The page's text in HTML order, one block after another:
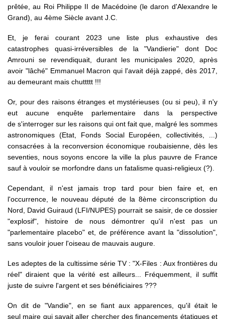
prêtée, au Roi Philippe II de Macédoine (le daron d'Alexandre le
Grand), au 4ème Siècle avant J.C.
Et, je ferai courant 2023 une liste plus exhaustive des
catastrophes quasi-irréversibles de la "Vandierie" dont Doc
Amrouni se revendiquait, durant les municipales 2020, après
avoir "lâché" Emmanuel Macron qui l'avait déjà zappé, dès 2017,
au demeurant mais chuttttt !!!
Or, pour des raisons étranges et mystérieuses (ou si peu), il n'y
eut aucune enquête parlementaire dans la perspective
de s'interroger sur les raisons qui ont fait que, malgré les sommes
astronomiques (Etat, Fonds Social Européen, collectivités, ...)
consacrées à la reconversion économique roubaisienne, dès les
seventies, nous soyons encore la ville la plus pauvre de France
sauf à vouloir se morfondre dans un fatalisme quasi-religieux (?).
Cependant, il n'est jamais trop tard pour bien faire et, en
l'occurrence, le nouveau député de la 8ème circonscription du
Nord, David Guiraud (LFI/NUPES) pourrait se saisir, de ce dossier
"explosif", histoire de nous démontrer qu'il n'est pas un
"parlementaire placebo" et, de préférence avant la "dissolution",
sans vouloir jouer l'oiseau de mauvais augure.
Les adeptes de la cultissime série TV : "X-Files : Aux frontières du
réel" diraient que la vérité est ailleurs... Fréquemment, il suffit
juste de suivre l'argent et ses bénéficiaires ???
On dit de "Vandie", en se fiant aux apparences, qu'il était le
seul maire qui savait aller chercher des financements étatiques et